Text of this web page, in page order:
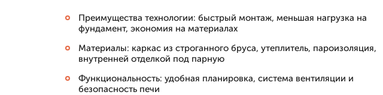
Преимущества технологии: быстрый монтаж, меньшая нагрузка на
фундамент, экономия на материалах
Материалы: каркас из строганного бруса, утеплитель, пароизоляция,
внутренней отделкой под парную
Функциональность: удобная планировка, система вентиляции и
безопасность печи